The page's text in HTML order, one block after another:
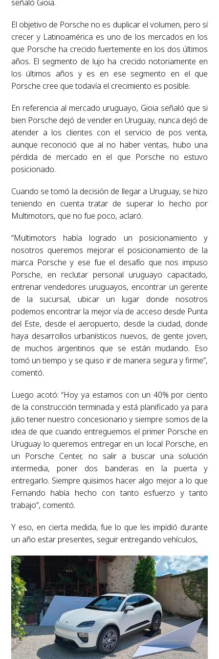
señaló Gioia.
El objetivo de Porsche no es duplicar el volumen, pero sí
crecer y Latinoamérica es uno de los mercados en los
que Porsche ha crecido fuertemente en los dos últimos
años. El segmento de lujo ha crecido notoriamente en
los últimos años y es en ese segmento en el que
Porsche cree que todavía el crecimiento es posible.
En referencia al mercado uruguayo, Gioia señaló que si
bien Porsche dejó de vender en Uruguay, nunca dejó de
atender a los clientes con el servicio de pos venta,
aunque reconoció que al no haber ventas, hubo una
pérdida de mercado en el que Porsche no estuvo
posicionado.
Cuando se tomó la decisión de llegar a Uruguay, se hizo
teniendo en cuenta tratar de superar lo hecho por
Multimotors, que no fue poco, aclaró.
“Multimotors había logrado un posicionamiento y
nosotros queremos mejorar el posicionamiento de la
marca Porsche y ese fue el desafío que nos impuso
Porsche, en reclutar personal uruguayo capacitado,
entrenar vendedores uruguayos, encontrar un gerente
de la sucursal, ubicar un lugar donde nosotros
podemos encontrar la mejor vía de acceso desde Punta
del Este, desde el aeropuerto, desde la ciudad, donde
haya desarrollos urbanísticos nuevos, de gente joven,
de muchos argentinos que se están mudando. Eso
tomó un tiempo y se quiso ir de manera segura y firme”,
comentó.
Luego acotó: “Hoy ya estamos con un 40% por ciento
de la construcción terminada y está planificado ya para
julio tener nuestro concesionario y siempre somos de la
idea de que cuando entreguemos el primer Porsche en
Uruguay lo queremos entregar en un local Porsche, en
un Porsche Center, no salir a buscar una solución
intermedia, poner dos banderas en la puerta y
entregarlo. Siempre quisimos hacer algo mejor a lo que
Fernando había hecho con tanto esfuerzo y tanto
trabajo”, comentó.
Y eso, en cierta medida, fue lo que les impidió durante
un año estar presentes, seguir entregando vehículos,